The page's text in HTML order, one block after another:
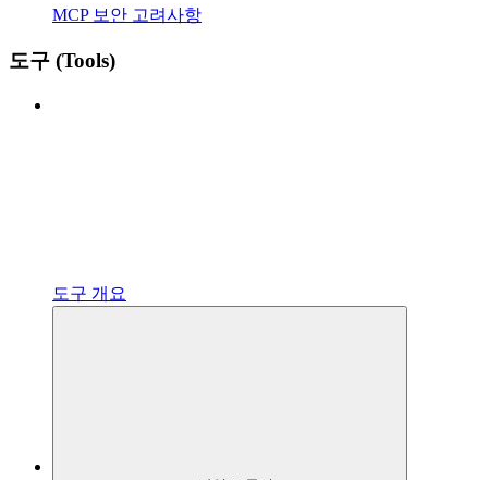
MCP 보안 고려사항
도구 (Tools)
도구 개요